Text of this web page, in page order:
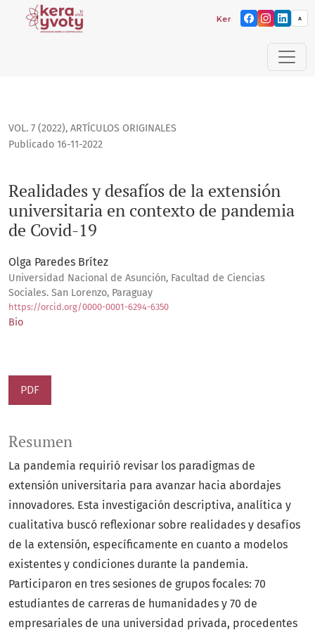
Kera yvoty: reflexiones
A
Realidades y desafíos de la extensión universitaria en
VOL. 7 (2022), ARTÍCULOS ORIGINALES
Realidades y desafíos de la extensión
universitaria en contexto de pandemia
de Covid-19
Publicado 16-11-2022
Olga Paredes Brítez
Universidad Nacional de Asunción, Facultad de Ciencias
Sociales. San Lorenzo, Paraguay
https://orcid.org/0000-0001-6294-6350
Bio
PDF
Resumen
La pandemia requirió revisar los paradigmas de
extensión universitaria para avanzar hacia abordajes
innovadores. Esta investigación descriptiva, analítica y
cualitativa buscó reflexionar sobre realidades y desafíos
de la extensión, específicamente en cuanto a modelos
existentes y condiciones durante la pandemia.
Participaron en tres sesiones de grupos focales: 70
estudiantes de carreras de humanidades y 70 de
empresariales de una universidad privada, procedentes